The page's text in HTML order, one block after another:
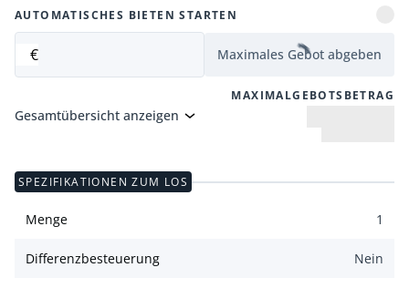
AUTOMATISCHES BIETEN STARTEN
€ Maximales Gebot abgeben
MAXIMALGEBOTSBETRAG
Gesamtübersicht anzeigen
SPEZIFIKATIONEN ZUM LOS
Menge 1
Differenzbesteuerung Nein